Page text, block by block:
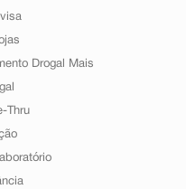
Drogal Mais
Thru